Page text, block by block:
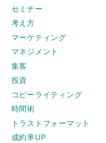
セミナー
考え方
マーケティング
マネジメント
集客
投資
コピーライティング
時間術
トラストフォーマット
成約率UP